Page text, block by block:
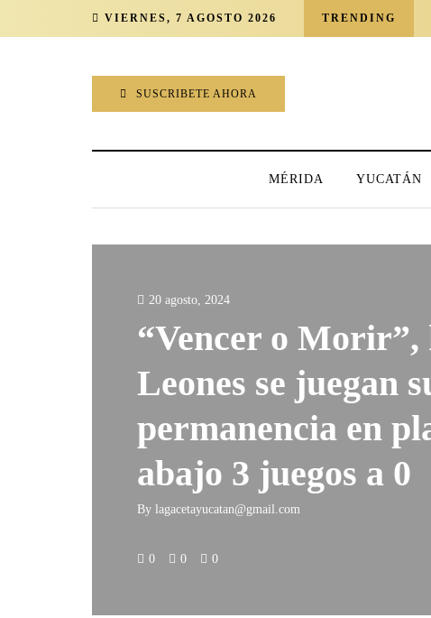
VIERNES, 7 AGOSTO 2026 TRENDING
SUSCRIBETE AHORA
MÉRIDA YUCATÁN
20 agosto, 2024
“Vencer o Morir”,
Leones se juegan
permanencia en
abajo 3 juegos a 0
By lagacetayucatan@gmail.com
0 0 0